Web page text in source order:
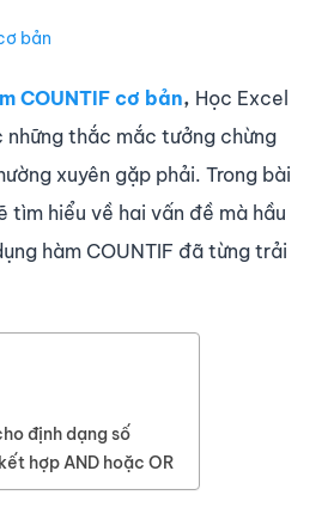
bản
COUNTIF cơ bản, Học Excel
thắc mắc tưởng chừng
xuyên gặp phải. Trong bài
tìm hiểu về hai vấn đề mà hầu
hàm COUNTIF đã từng trải
định dạng số
hợp AND hoặc OR